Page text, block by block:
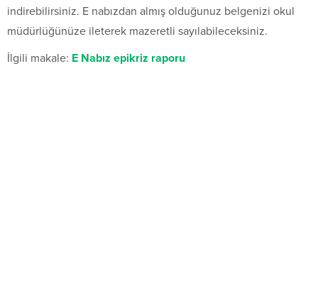
indirebilirsiniz. E nabızdan almış olduğunuz belgenizi okul
müdürlüğünüze ileterek mazeretli sayılabileceksiniz.
İlgili makale: E Nabız epikriz raporu